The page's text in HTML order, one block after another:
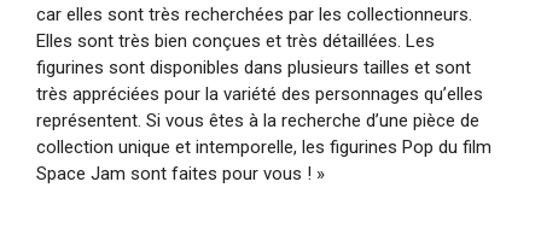
car elles sont très recherchées par les collectionneurs.
Elles sont très bien conçues et très détaillées. Les
figurines sont disponibles dans plusieurs tailles et sont
très appréciées pour la variété des personnages qu’elles
représentent. Si vous êtes à la recherche d’une pièce de
collection unique et intemporelle, les figurines Pop du film
Space Jam sont faites pour vous ! »